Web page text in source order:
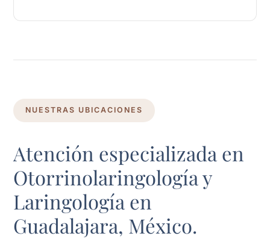
NUESTRAS UBICACIONES
Atención especializada en
Otorrinolaringología y
Laringología en
Guadalajara, México.